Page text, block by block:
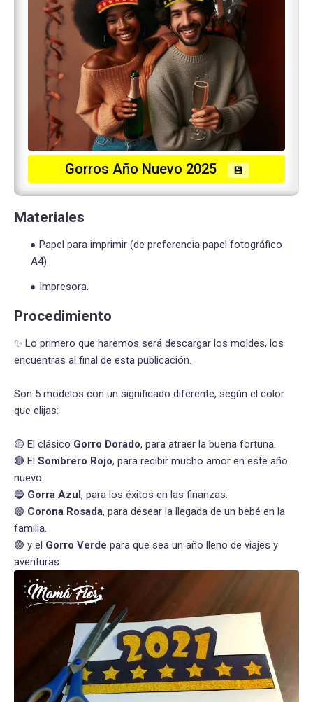
Gorros Año Nuevo 2025 💾
Materiales
Papel para imprimir (de preferencia papel fotográfico
A4)
Impresora.
Procedimiento
✨ Lo primero que haremos será descargar los moldes, los
encuentras al final de esta publicación.
Son 5 modelos con un significado diferente, según el color
que elijas:
🟡 El clásico Gorro Dorado, para atraer la buena fortuna.
🔴 El Sombrero Rojo, para recibir mucho amor en este año
nuevo.
🔵 Gorra Azul, para los éxitos en las finanzas.
🟣 Corona Rosada, para desear la llegada de un bebé en la
familia.
🟢 y el Gorro Verde para que sea un año lleno de viajes y
aventuras.